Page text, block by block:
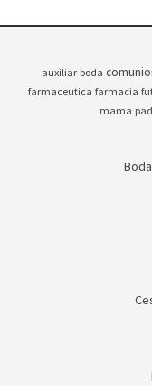
auxiliar boda
farmaceutica farmacia
mama